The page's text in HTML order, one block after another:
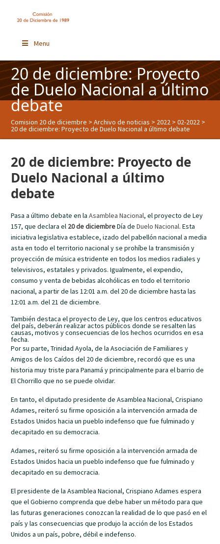
Menu
20 de diciembre: Proyecto
de Duelo Nacional a último
debate
Comision 20 de diciembre >Archivo de noticias > 2022 >02-2022 >
20 de diciembre: Proyecto de Duelo Nacional a último debate
20 de diciembre: Proyecto de
Duelo Nacional a último
debate
Pasa a último debate en laAsamblea Nacional, el proyecto de Ley
157, que declara el 20 de diciembreDía deDuelo Nacional. Esta
iniciativa legislativa establece, izado del pabellón nacional a media
asta en todo el territorio nacional y se prohíbe la transmisión y
proyección de música estridente en todos los medios radiales y
televisivos, estatales y privados. Igualmente, el expendio,
consumo y venta de bebidas alcohólicas en todo el territorio
nacional, a partir de las 12:01 a.m. del 20 de diciembre hasta las
12:01 a.m. del 21 de diciembre.
También destaca el proyecto de Ley, que los centros educativos
del país, deberán realizar actos públicos donde se resalten las
causas, motivos y consecuencias de los hechos ocurridos en esa
fecha.
Por su parte, Trinidad Ayola, de la Asociación de Familiares y
Amigos de los Caídos del 20 de diciembre, recordó que es una
historia muy triste para Panamá y principalmente para el barrio de
El Chorrillo que no se puede olvidar.
En tanto, el diputado presidente de Asamblea Nacional, Crispiano
Adames, reiteró su firme oposición a la intervención armada de
Estados Unidos hacia un pueblo indefenso que fue fulminado y
decapitado en su democracia.
Adames, reiteró su firme oposición a la intervención armada de
Estados Unidos hacia un pueblo indefenso que fue fulminado y
decapitado en su democracia.
El presidente de la Asamblea Nacional, Crispiano Adames espera
que el Gobierno comprenda que debe haber un método para que
las futuras generaciones conozcan la realidad de lo que pasó en el
país y las consecuencias que produjo la acción de los Estados
Unidos a un país, pobre, débil e indefenso.